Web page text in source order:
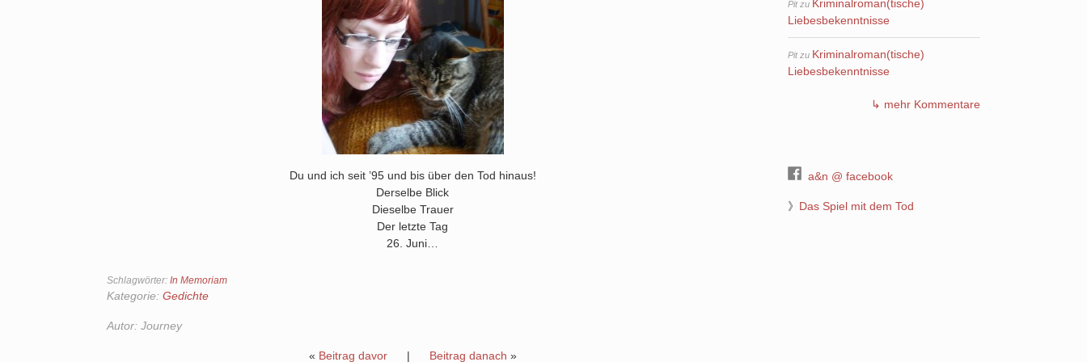
Du und ich seit ’95 und bis über den Tod hinaus!
Derselbe Blick
Dieselbe Trauer
Der letzte Tag
26. Juni…
Schlagwörter: In Memoriam
Kategorie: Gedichte
Autor: Journey
« Beitrag davor| Beitrag danach »
Pitzu Kriminalroman(tische)
Liebesbekenntnisse
Pitzu Kriminalroman(tische)
Liebesbekenntnisse
↳ mehr Kommentare
a&n @ facebook
》 Das Spiel mit dem Tod